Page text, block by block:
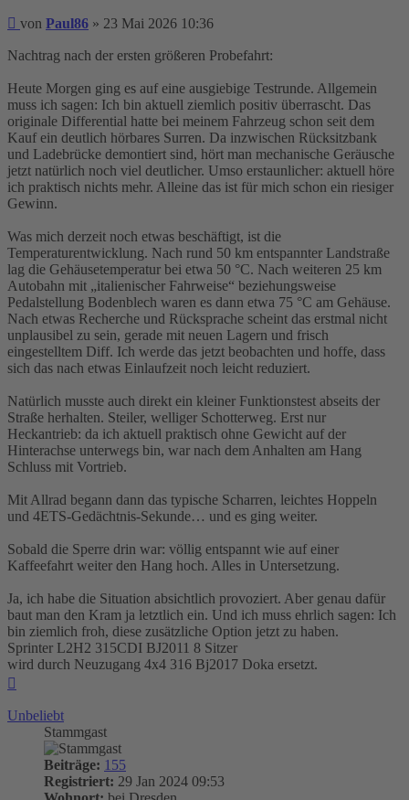
Beitrag
von Paul86 » 23 Mai 2026 10:36
Nachtrag nach der ersten größeren Probefahrt:
Heute Morgen ging es auf eine ausgiebige Testrunde. Allgemein
muss ich sagen: Ich bin aktuell ziemlich positiv überrascht. Das
originale Differential hatte bei meinem Fahrzeug schon seit dem
Kauf ein deutlich hörbares Surren. Da inzwischen Rücksitzbank
und Ladebrücke demontiert sind, hört man mechanische Geräusche
jetzt natürlich noch viel deutlicher. Umso erstaunlicher: aktuell höre
ich praktisch nichts mehr. Alleine das ist für mich schon ein riesiger
Gewinn.
Was mich derzeit noch etwas beschäftigt, ist die
Temperaturentwicklung. Nach rund 50 km entspannter Landstraße
lag die Gehäusetemperatur bei etwa 50 °C. Nach weiteren 25 km
Autobahn mit „italienischer Fahrweise“ beziehungsweise
Pedalstellung Bodenblech waren es dann etwa 75 °C am Gehäuse.
Nach etwas Recherche und Rücksprache scheint das erstmal nicht
unplausibel zu sein, gerade mit neuen Lagern und frisch
eingestelltem Diff. Ich werde das jetzt beobachten und hoffe, dass
sich das nach etwas Einlaufzeit noch leicht reduziert.
Natürlich musste auch direkt ein kleiner Funktionstest abseits der
Straße herhalten. Steiler, welliger Schotterweg. Erst nur
Heckantrieb: da ich aktuell praktisch ohne Gewicht auf der
Hinterachse unterwegs bin, war nach dem Anhalten am Hang
Schluss mit Vortrieb.
Mit Allrad begann dann das typische Scharren, leichtes Hoppeln
und 4ETS-Gedächtnis-Sekunde… und es ging weiter.
Sobald die Sperre drin war: völlig entspannt wie auf einer
Kaffeefahrt weiter den Hang hoch. Alles in Untersetzung.
Ja, ich habe die Situation absichtlich provoziert. Aber genau dafür
baut man den Kram ja letztlich ein. Und ich muss ehrlich sagen: Ich
bin ziemlich froh, diese zusätzliche Option jetzt zu haben.
Sprinter L2H2 315CDI BJ2011 8 Sitzer
wird durch Neuzugang 4x4 316 Bj2017 Doka ersetzt.
Unbeliebt
Stammgast
Beiträge: 155
Registriert: 29 Jan 2024 09:53